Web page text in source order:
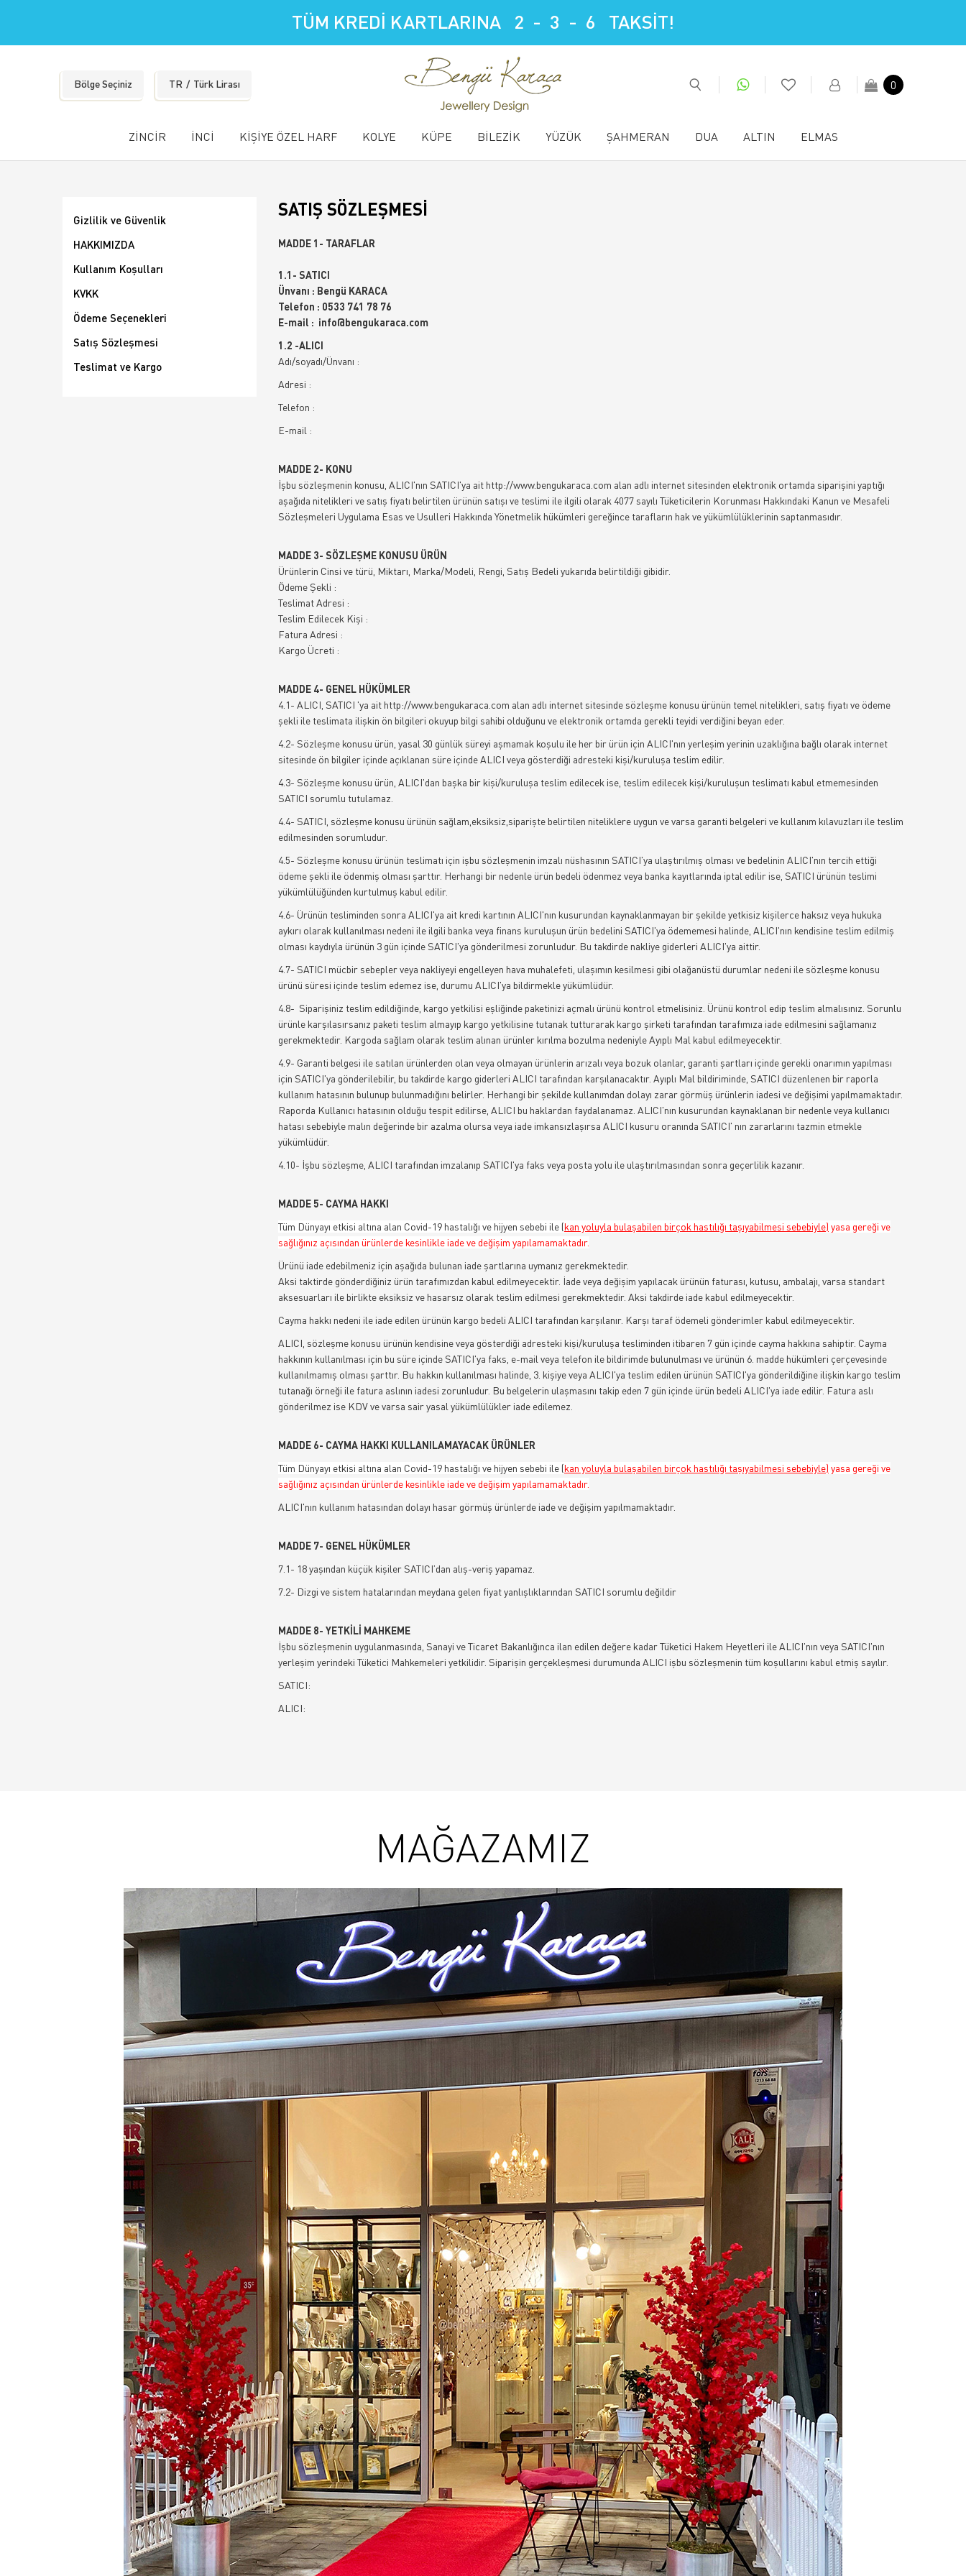
TÜM KREDİ KARTLARINA 2 - 3 - 6 TAKSİT!
Bölge Seçiniz TR Türk Lirası 0
ZİNCİR İNCİ KİŞİYE ÖZEL HARF KOLYE KÜPE BİLEZİK YÜZÜK ŞAHMERAN DUA ALTIN ELMAS
Gizlilik ve Güvenlik
HAKKIMIZDA
Kullanım Koşulları
KVKK
Ödeme Seçenekleri
Satış Sözleşmesi
Teslimat ve Kargo
SATIŞ SÖZLEŞMESI
MADDE 1- TARAFLAR
1.1- SATICI
Ünvanı : Bengü KARACA
Telefon : 0533 741 78 76
E-mail : info@bengukaraca.com
1.2 -ALICI
Adı/soyadı/Ünvanı :
Adresi :
Telefon :
E-mail :
MADDE 2- KONU
İşbu sözleşmenin konusu, ALICI'nın SATICI'ya ait http://www.bengukaraca.com alan adlı internet sitesinden elektronik ortamda siparişini yaptığı
aşağıda nitelikleri ve satış fiyatı belirtilen ürünün satışı ve teslimi ile ilgili olarak 4077 sayılı Tüketicilerin Korunması Hakkındaki Kanun ve Mesafeli
Sözleşmeleri Uygulama Esas ve Usulleri Hakkında Yönetmelik hükümleri gereğince tarafların hak ve yükümlülüklerinin saptanmasıdır.
MADDE 3- SÖZLEŞME KONUSU ÜRÜN
Ürünlerin Cinsi ve türü, Miktarı, Marka/Modeli, Rengi, Satış Bedeli yukarıda belirtildiği gibidir.
Ödeme Şekli :
Teslimat Adresi :
Teslim Edilecek Kişi :
Fatura Adresi :
Kargo Ücreti :
MADDE 4- GENEL HÜKÜMLER
4.1- ALICI, SATICI 'ya ait http://www.bengukaraca.com alan adlı internet sitesinde sözleşme konusu ürünün temel nitelikleri, satış fiyatı ve ödeme
şekli ile teslimata ilişkin ön bilgileri okuyup bilgi sahibi olduğunu ve elektronik ortamda gerekli teyidi verdiğini beyan eder.
4.2- Sözleşme konusu ürün, yasal 30 günlük süreyi aşmamak koşulu ile her bir ürün için ALICI'nın yerleşim yerinin uzaklığına bağlı olarak internet
sitesinde ön bilgiler içinde açıklanan süre içinde ALICI veya gösterdiği adresteki kişi/kuruluşa teslim edilir.
4.3- Sözleşme konusu ürün, ALICI'dan başka bir kişi/kuruluşa teslim edilecek ise, teslim edilecek kişi/kuruluşun teslimatı kabul etmemesinden
SATICI sorumlu tutulamaz.
4.4- SATICI, sözleşme konusu ürünün sağlam,eksiksiz,siparişte belirtilen niteliklere uygun ve varsa garanti belgeleri ve kullanım kılavuzları ile teslim
edilmesinden sorumludur.
4.5- Sözleşme konusu ürünün teslimatı için işbu sözleşmenin imzalı nüshasının SATICI'ya ulaştırılmış olması ve bedelinin ALICI'nın tercih ettiği
ödeme şekli ile ödenmiş olması şarttır. Herhangi bir nedenle ürün bedeli ödenmez veya banka kayıtlarında iptal edilir ise, SATICI ürünün teslimi
yükümlülüğünden kurtulmuş kabul edilir.
4.6- Ürünün tesliminden sonra ALICI'ya ait kredi kartının ALICI'nın kusurundan kaynaklanmayan bir şekilde yetkisiz kişilerce haksız veya hukuka
aykırı olarak kullanılması nedeni ile ilgili banka veya finans kuruluşun ürün bedelini SATICI'ya ödememesi halinde, ALICI'nın kendisine teslim edilmiş
olması kaydıyla ürünün 3 gün içinde SATICI'ya gönderilmesi zorunludur. Bu takdirde nakliye giderleri ALICI'ya aittir.
4.7- SATICI mücbir sebepler veya nakliyeyi engelleyen hava muhalefeti, ulaşımın kesilmesi gibi olağanüstü durumlar nedeni ile sözleşme konusu
ürünü süresi içinde teslim edemez ise, durumu ALICI'ya bildirmekle yükümlüdür.
4.8- Siparişiniz teslim edildiğinde, kargo yetkilisi eşliğinde paketinizi açmalı ürünü kontrol etmelisiniz. Ürünü kontrol edip teslim almalısınız. Sorunlu
ürünle karşılasırsanız paketi teslim almayıp kargo yetkilisine tutanak tutturarak kargo şirketi tarafından tarafımıza iade edilmesini sağlamanız
gerekmektedir. Kargoda sağlam olarak teslim alınan ürünler kırılma bozulma nedeniyle Ayıplı Mal kabul edilmeyecektir.
4.9- Garanti belgesi ile satılan ürünlerden olan veya olmayan ürünlerin arızalı veya bozuk olanlar, garanti şartları içinde gerekli onarımın yapılması
için SATICI'ya gönderilebilir, bu takdirde kargo giderleri ALICI tarafından karşılanacaktır. Ayıplı Mal bildiriminde, SATICI düzenlenen bir raporla
kullanım hatasının bulunup bulunmadığını belirler. Herhangi bir şekilde kullanımdan dolayı zarar görmüş ürünlerin iadesi ve değişimi yapılmamaktadır.
Raporda Kullanıcı hatasının olduğu tespit edilirse, ALICI bu haklardan faydalanamaz. ALICI'nın kusurundan kaynaklanan bir nedenle veya kullanıcı
hatası sebebiyle malın değerinde bir azalma olursa veya iade imkansızlaşırsa ALICI kusuru oranında SATICI' nın zararlarını tazmin etmekle
yükümlüdür.
4.10- İşbu sözleşme, ALICI tarafından imzalanıp SATICI'ya faks veya posta yolu ile ulaştırılmasından sonra geçerlilik kazanır.
MADDE 5- CAYMA HAKKI
Tüm Dünyayı etkisi altına alan Covid-19 hastalığı ve hijyen sebebi ile (kan yoluyla bulaşabilen birçok hastılığı taşıyabilmesi sebebiyle) yasa gereği ve
sağlığınız açısından ürünlerde kesinlikle iade ve değişim yapılamamaktadır.
Ürünü iade edebilmeniz için aşağıda bulunan iade şartlarına uymanız gerekmektedir.
Aksi taktirde gönderdiğiniz ürün tarafımızdan kabul edilmeyecektir. İade veya değişim yapılacak ürünün faturası, kutusu, ambalajı, varsa standart
aksesuarları ile birlikte eksiksiz ve hasarsız olarak teslim edilmesi gerekmektedir. Aksi takdirde iade kabul edilmeyecektir.
Cayma hakkı nedeni ile iade edilen ürünün kargo bedeli ALICI tarafından karşılanır. Karşı taraf ödemeli gönderimler kabul edilmeyecektir.
ALICI, sözleşme konusu ürünün kendisine veya gösterdiği adresteki kişi/kuruluşa tesliminden itibaren 7 gün içinde cayma hakkına sahiptir. Cayma
hakkının kullanılması için bu süre içinde SATICI'ya faks, e-mail veya telefon ile bildirimde bulunulması ve ürünün 6. madde hükümleri çerçevesinde
kullanılmamış olması şarttır. Bu hakkın kullanılması halinde, 3. kişiye veya ALICI'ya teslim edilen ürünün SATICI'ya gönderildiğine ilişkin kargo teslim
tutanağı örneği ile fatura aslının iadesi zorunludur. Bu belgelerin ulaşmasını takip eden 7 gün içinde ürün bedeli ALICI'ya iade edilir. Fatura aslı
gönderilmez ise KDV ve varsa sair yasal yükümlülükler iade edilemez.
MADDE 6- CAYMA HAKKI KULLANILAMAYACAK ÜRÜNLER
Tüm Dünyayı etkisi altına alan Covid-19 hastalığı ve hijyen sebebi ile (kan yoluyla bulaşabilen birçok hastılığı taşıyabilmesi sebebiyle) yasa gereği ve
sağlığınız açısından ürünlerde kesinlikle iade ve değişim yapılamamaktadır.
ALICI'nın kullanım hatasından dolayı hasar görmüş ürünlerde iade ve değişim yapılmamaktadır.
MADDE 7- GENEL HÜKÜMLER
7.1- 18 yaşından küçük kişiler SATICI’dan alış-veriş yapamaz.
7.2- Dizgi ve sistem hatalarından meydana gelen fiyat yanlışlıklarından SATICI sorumlu değildir
MADDE 8- YETKİLİ MAHKEME
İşbu sözleşmenin uygulanmasında, Sanayi ve Ticaret Bakanlığınca ilan edilen değere kadar Tüketici Hakem Heyetleri ile ALICI'nın veya SATICI'nın
yerleşim yerindeki Tüketici Mahkemeleri yetkilidir. Siparişin gerçekleşmesi durumunda ALICI işbu sözleşmenin tüm koşullarını kabul etmiş sayılır.
SATICI:
ALICI:
MAĞAZAMIZ